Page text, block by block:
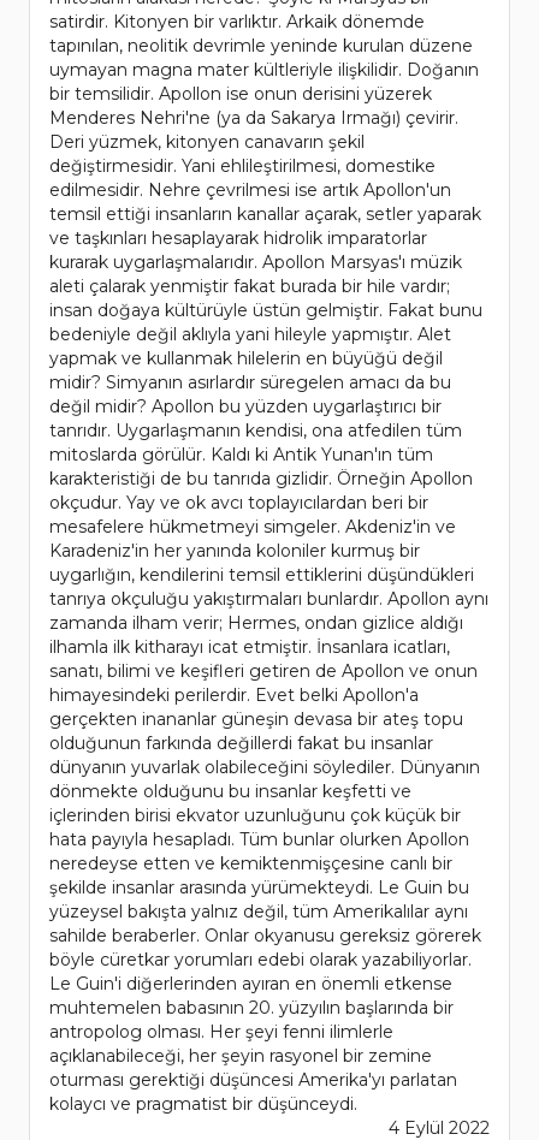
satirdir. Kitonyen bir varlıktır. Arkaik dönemde
tapınılan, neolitik devrimle yeninde kurulan düzene
uymayan magna mater kültleriyle ilişkilidir. Doğanın
bir temsilidir. Apollon ise onun derisini yüzerek
Menderes Nehri'ne (ya da Sakarya Irmağı) çevirir.
Deri yüzmek, kitonyen canavarın şekil
değiştirmesidir. Yani ehlileştirilmesi, domestike
edilmesidir. Nehre çevrilmesi ise artık Apollon'un
temsil ettiği insanların kanallar açarak, setler yaparak
ve taşkınları hesaplayarak hidrolik imparatorlar
kurarak uygarlaşmalarıdır. Apollon Marsyas'ı müzik
aleti çalarak yenmiştir fakat burada bir hile vardır;
insan doğaya kültürüyle üstün gelmiştir. Fakat bunu
bedeniyle değil aklıyla yani hileyle yapmıştır. Alet
yapmak ve kullanmak hilelerin en büyüğü değil
midir? Simyanın asırlardır süregelen amacı da bu
değil midir? Apollon bu yüzden uygarlaştırıcı bir
tanrıdır. Uygarlaşmanın kendisi, ona atfedilen tüm
mitoslarda görülür. Kaldı ki Antik Yunan'ın tüm
karakteristiği de bu tanrıda gizlidir. Örneğin Apollon
okçudur. Yay ve ok avcı toplayıcılardan beri bir
mesafelere hükmetmeyi simgeler. Akdeniz'in ve
Karadeniz'in her yanında koloniler kurmuş bir
uygarlığın, kendilerini temsil ettiklerini düşündükleri
tanrıya okçuluğu yakıştırmaları bunlardır. Apollon aynı
zamanda ilham verir; Hermes, ondan gizlice aldığı
ilhamla ilk kitharayı icat etmiştir. İnsanlara icatları,
sanatı, bilimi ve keşifleri getiren de Apollon ve onun
himayesindeki perilerdir. Evet belki Apollon'a
gerçekten inananlar güneşin devasa bir ateş topu
olduğunun farkında değillerdi fakat bu insanlar
dünyanın yuvarlak olabileceğini söylediler. Dünyanın
dönmekte olduğunu bu insanlar keşfetti ve
içlerinden birisi ekvator uzunluğunu çok küçük bir
hata payıyla hesapladı. Tüm bunlar olurken Apollon
neredeyse etten ve kemiktenmişçesine canlı bir
şekilde insanlar arasında yürümekteydi. Le Guin bu
yüzeysel bakışta yalnız değil, tüm Amerikalılar aynı
sahilde beraberler. Onlar okyanusu gereksiz görerek
böyle cüretkar yorumları edebi olarak yazabiliyorlar.
Le Guin'i diğerlerinden ayıran en önemli etkense
muhtemelen babasının 20. yüzyılın başlarında bir
antropolog olması. Her şeyi fenni ilimlerle
açıklanabileceği, her şeyin rasyonel bir zemine
oturması gerektiği düşüncesi Amerika'yı parlatan
kolaycı ve pragmatist bir düşünceydi.
4 Eylül 2022